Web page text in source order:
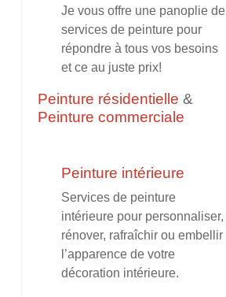
Je vous offre une panoplie de
services de peinture pour
répondre à tous vos besoins
et ce au juste prix!
Peinture résidentielle &
Peinture commerciale
Peinture intérieure
Services de peinture
intérieure pour personnaliser,
rénover, rafraîchir ou embellir
l’apparence de votre
décoration intérieure.